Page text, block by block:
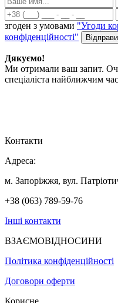
згоден з умовами "Угоди
конфіденційності"
Дякуємо!
Ми отримали ваш запит.
спеціаліста найближчим
Контакти
Адреса:
м. Запоріжжя, вул.
+38 (063) 789-59-76
Інші контакти
ВЗАЄМОВІДНОСИНИ
Політика конфіденційності
Договори оферти
Корисне